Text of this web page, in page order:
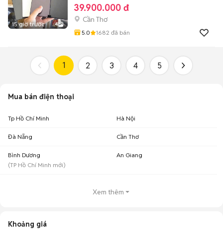
15 giờ trước 4
39.900.000 đ
Cần Thơ
5.0 1682 đã bán
1 2 3 4 5
Mua bán điện thoại
Tp Hồ Chí Minh Hà Nội
Đà Nẵng Cần Thơ
Bình Dương
(TP Hồ Chí Minh mới)
An Giang
Xem thêm
Khoảng giá